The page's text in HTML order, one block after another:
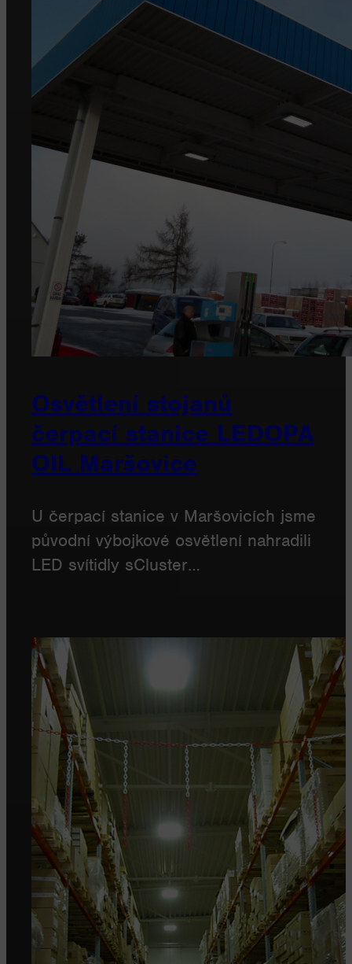
Osvětlení stojanů
čerpací stanice LEDOPA
OIL Maršovice
U čerpací stanice v Maršovicích jsme
původní výbojkové osvětlení nahradili
LED svítidly sCluster…